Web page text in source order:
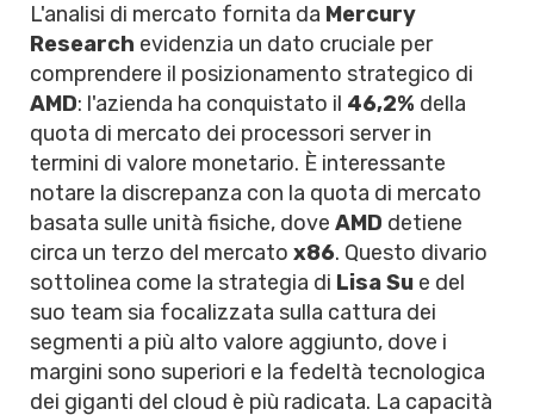
L'analisi di mercato fornita da Mercury
Research evidenzia un dato cruciale per
comprendere il posizionamento strategico di
AMD: l'azienda ha conquistato il 46,2% della
quota di mercato dei processori server in
termini di valore monetario. È interessante
notare la discrepanza con la quota di mercato
basata sulle unità fisiche, dove AMD detiene
circa un terzo del mercato x86. Questo divario
sottolinea come la strategia di Lisa Su e del
suo team sia focalizzata sulla cattura dei
segmenti a più alto valore aggiunto, dove i
margini sono superiori e la fedeltà tecnologica
dei giganti del cloud è più radicata. La capacità